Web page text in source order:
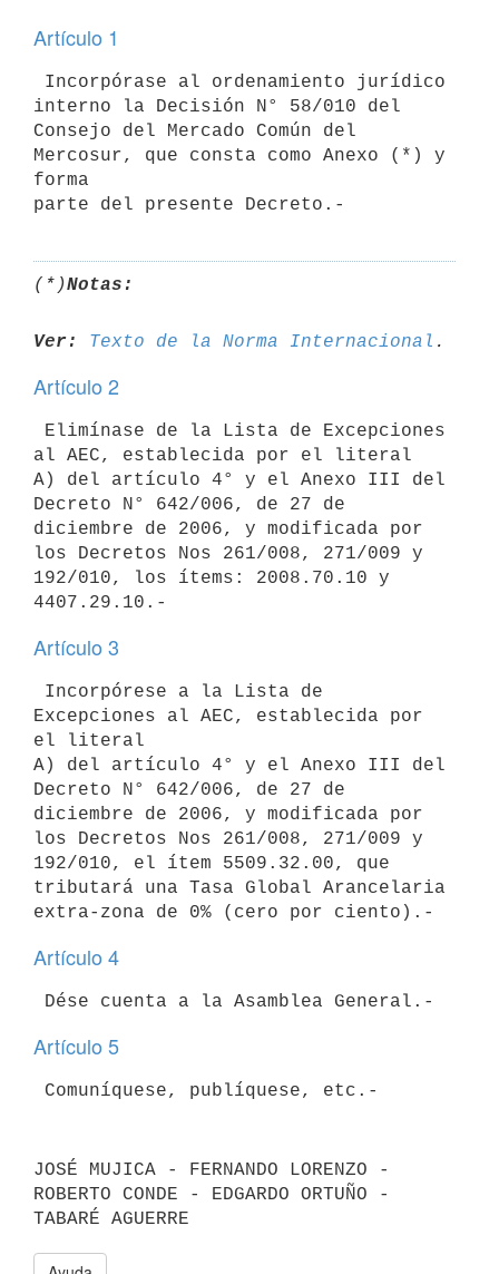
Artículo 1
interno la Decisión N° 58/010 del
Consejo del Mercado Común del
Mercosur, que consta como Anexo (*) y
forma
(*)Notas:
Ver: Texto de la Norma Internacional
Artículo 2
al AEC, establecida por el literal
A) del artículo 4° y el Anexo III del
Decreto N° 642/006, de 27 de
diciembre de 2006, y modificada por
los Decretos Nos 261/008, 271/009 y
192/010, los ítems: 2008.70.10 y
Artículo 3
Excepciones al AEC, establecida por
el literal
A) del artículo 4° y el Anexo III del
Decreto N° 642/006, de 27 de
diciembre de 2006, y modificada por
los Decretos Nos 261/008, 271/009 y
192/010, el ítem 5509.32.00, que
tributará una Tasa Global Arancelaria
Artículo 4
Artículo 5
Comuníquese, publíquese, etc.-
JOSÉ MUJICA - FERNANDO LORENZO -
ROBERTO CONDE - EDGARDO ORTUÑO -
TABARÉ AGUERRE